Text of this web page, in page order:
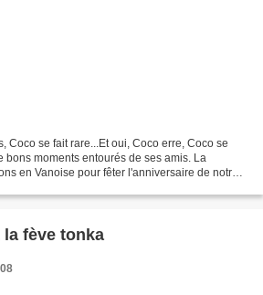
Coco se fait rare...Et oui, Coco erre, Coco se
bons moments entourés de ses amis. La
en Vanoise pour fêter l'anniversaire de notre
fève tonka